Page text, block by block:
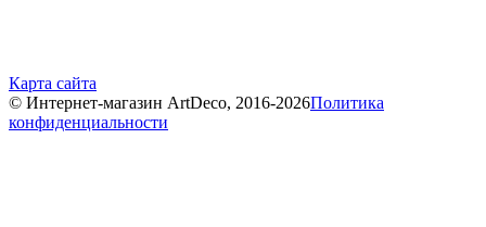
Карта сайта
© Интернет-магазин ArtDeco, 2016-2026Политика
конфиденциальности